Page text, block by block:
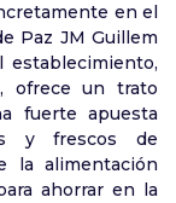
en el
Paz JM Guillem
establecimiento,
ofrece un trato
fuerte apuesta
y frescos de
la alimentación
ahorrar en la